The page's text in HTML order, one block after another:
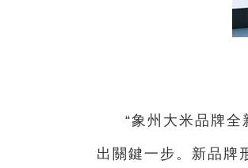
“象州大米品牌
出關鍵一步。新品牌